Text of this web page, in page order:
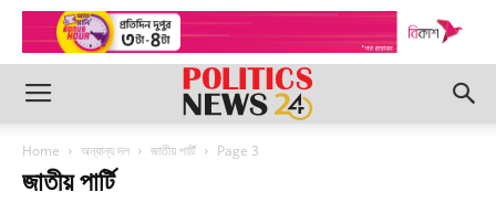
Home অন্যান্য দল জাতীয় পার্টি Page 3
জাতীয় পার্টি